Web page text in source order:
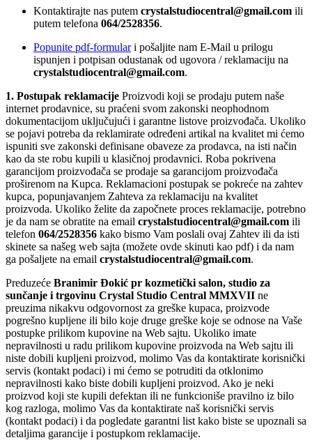
Kontaktirajte nas putem crystalstudiocentral@gmail.com ili
putem telefona 064/2528356.
Popunite pdf-formulari pošaljite nam E-Mail u prilogu
ispunjen i potpisan odustanak od ugovora / reklamaciju na
crystalstudiocentral@gmail.com.
1. Postupak reklamacije Proizvodi koji se prodaju putem naše
internet prodavnice, su praćeni svom zakonski neophodnom
dokumentacijom uključujući i garantne listove proizvođača. Ukoliko
se pojavi potreba da reklamirate određeni artikal na kvalitet mi ćemo
ispuniti sve zakonski definisane obaveze za prodavca, na isti način
kao da ste robu kupili u klasičnoj prodavnici. Roba pokrivena
garancijom proizvođača se prodaje sa garancijom proizvođača
proširenom na Kupca. Reklamacioni postupak se pokreće na zahtev
kupca, popunjavanjem Zahteva za reklamaciju na kvalitet
proizvoda. Ukoliko želite da započnete proces reklamacije, potrebno
je da nam se obratite na email crystalstudiocentral@gmail.com ili
telefon 064/2528356 kako bismo Vam poslali ovaj Zahtev ili da isti
skinete sa našeg web sajta (možete ovde skinuti kao pdf) i da nam
ga pošaljete na email crystalstudiocentral@gmail.com.
Preduzeće Branimir Đokić pr kozmetički salon, studio za
sunčanje i trgovinu Crystal Studio Central MMXVII ne
preuzima nikakvu odgovornost za greške kupaca, proizvode
pogrešno kupljene ili bilo koje druge greške koje se odnose na Vaše
postupke prilikom kupovine na Web sajtu. Ukoliko imate
nepravilnosti u radu prilikom kupovine proizvoda na Web sajtu ili
niste dobili kupljeni proizvod, molimo Vas da kontaktirate korisnički
servis (kontakt podaci) i mi ćemo se potruditi da otklonimo
nepravilnosti kako biste dobili kupljeni proizvod. Ako je neki
proizvod koji ste kupili defektan ili ne funkcioniše pravilno iz bilo
kog razloga, molimo Vas da kontaktirate naš korisnički servis
(kontakt podaci) i da pogledate garantni list kako biste se upoznali sa
detaljima garancije i postupkom reklamacije.